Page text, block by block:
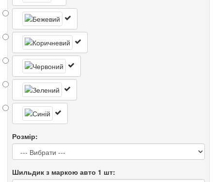
Розмір:
Шильдик з маркою авто 1 шт: